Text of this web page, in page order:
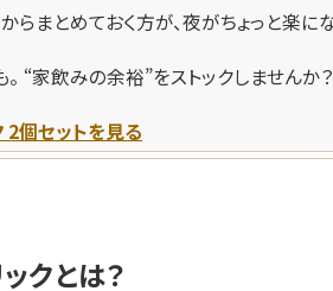
らまとめておく方が、夜がちょっと楽に
“家飲みの余裕”をストックしませんか？
2個セットを見る
クとは？